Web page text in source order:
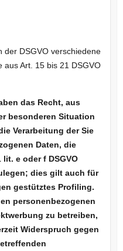
der DSGVO verschiedene
aus Art. 15 bis 21 DSGVO
das Recht, aus
besonderen Situation
Verarbeitung der Sie
Daten, die
e oder f DSGVO
dies gilt auch für
gestütztes Profiling.
personenbezogenen
zu betreiben,
Widerspruch gegen